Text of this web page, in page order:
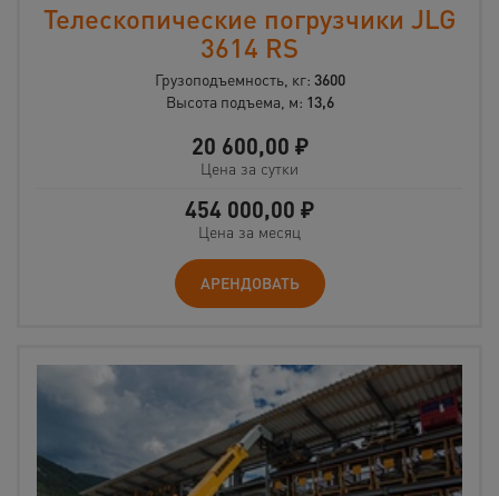
Телескопические погрузчики JLG
3614 RS
Грузоподъемность, кг: 3600
Высота подъема, м: 13,6
20 600,00 ₽
Цена за сутки
454 000,00 ₽
Цена за месяц
АРЕНДОВАТЬ